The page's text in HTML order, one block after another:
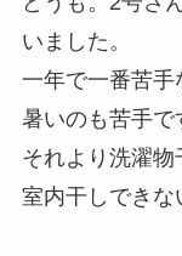
いました。
一年で一番苦手
暑いのも苦手で
それより洗濯物
室内干しできな